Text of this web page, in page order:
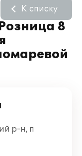
8
К списку
р-н, п